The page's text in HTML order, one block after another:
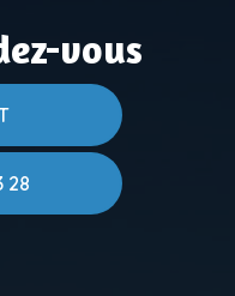
vous
28